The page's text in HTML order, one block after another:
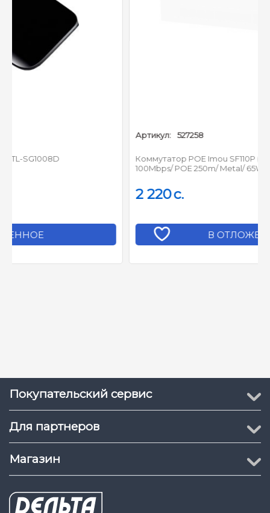
Стандарты PoE :
Бюджет мощности :
Long Distance PoE (до 250
м)
Параметры и защита
48 В - 57 В DC (блок
Грозозащита :
Общий режим: 4 кВ
Дифференциальный
режим: 2 кВ
Коммутатор POE Imou SF110P (8 x 100Mbps/ 2 Uplink x
100Mbps/ POE 250m/ Metal/ 65W)
В ОТЛОЖЕННОЕ
Покупательский сервис
Для партнеров
Магазин